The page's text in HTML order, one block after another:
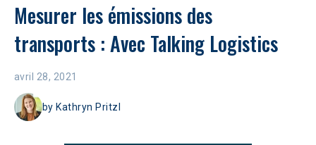
Mesurer les émissions des
transports : Avec Talking Logistics
avril 28, 2021
by Kathryn Pritzl